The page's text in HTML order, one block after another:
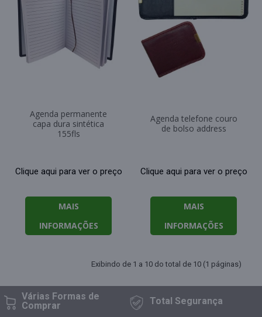
Agenda permanente
capa dura sintética
155fls
Clique aqui para ver o preço
MAIS
INFORMAÇÕES
Agenda telefone couro
de bolso address
Clique aqui para ver o preço
MAIS
INFORMAÇÕES
Exibindo de 1 a 10 do total de 10 (1 páginas)
Várias Formasde
Comprar
TotalSegurança